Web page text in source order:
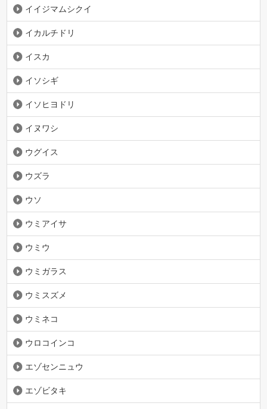
イイジマムシクイ
イカルチドリ
イスカ
イソシギ
イソヒヨドリ
イヌワシ
ウグイス
ウズラ
ウソ
ウミアイサ
ウミウ
ウミガラス
ウミスズメ
ウミネコ
ウロコインコ
エゾセンニュウ
エゾビタキ